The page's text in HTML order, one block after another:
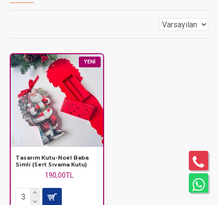
YENI
Tasarım Kutu-Noel Baba
Simli (Sert Sıvama Kutu)
190,00TL